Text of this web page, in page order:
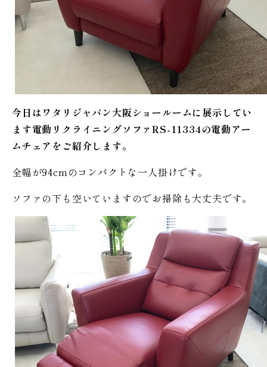
今日はワタリジャパン大阪ショールームに展示してい
ます電動リクライニングソファRS-11334の電動アー
ムチェアをご紹介します。
全幅が94cmのコンパクトな一人掛けです。
ソファの下も空いていますのでお掃除も大丈夫です。